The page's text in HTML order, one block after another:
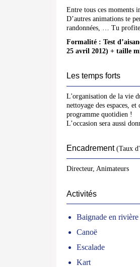
Entre tous ces moments
D’autres animations te
randonnées, … Tu
Formalité : Test
25 avril 2012) + taille
Les temps forts
L'organisation de la vie
nettoyage des espaces,
programme quotidien !
L’occasion sera aussi
Encadrement (Taux
Directeur, Animateurs
Activités
Baignade en rivière
Canoë
Escalade
Kart